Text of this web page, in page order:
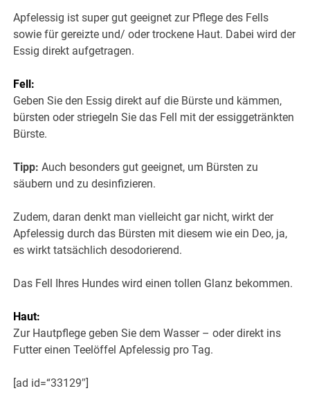
Apfelessig ist super gut geeignet zur Pflege des Fells
sowie für gereizte und/ oder trockene Haut. Dabei wird der
Essig direkt aufgetragen.
Fell:
Geben Sie den Essig direkt auf die Bürste und kämmen,
bürsten oder striegeln Sie das Fell mit der essiggetränkten
Bürste.
Tipp: Auch besonders gut geeignet, um Bürsten zu
säubern und zu desinfizieren.
Zudem, daran denkt man vielleicht gar nicht, wirkt der
Apfelessig durch das Bürsten mit diesem wie ein Deo, ja,
es wirkt tatsächlich desodorierend.
Das Fell Ihres Hundes wird einen tollen Glanz bekommen.
Haut:
Zur Hautpflege geben Sie dem Wasser – oder direkt ins
Futter einen Teelöffel Apfelessig pro Tag.
[ad id=“33129″]